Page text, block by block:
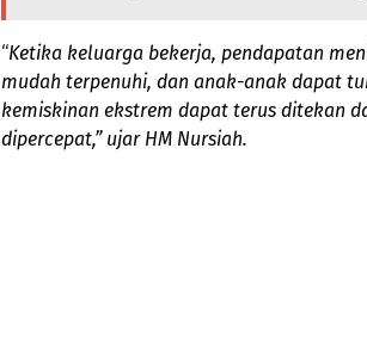
“Ketika keluarga bekerja, pendapatan
mudah terpenuhi, dan anak-anak dapat
kemiskinan ekstrem dapat terus ditekan
dipercepat,” ujar HM Nursiah.